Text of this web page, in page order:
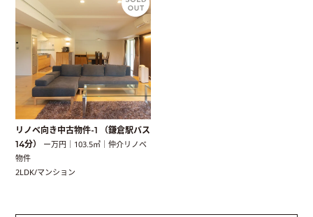
リノベ向き中古物件-1 （鎌倉駅バス
14分） ー万円｜103.5㎡｜仲介リノベ
物件
2LDK/マンション